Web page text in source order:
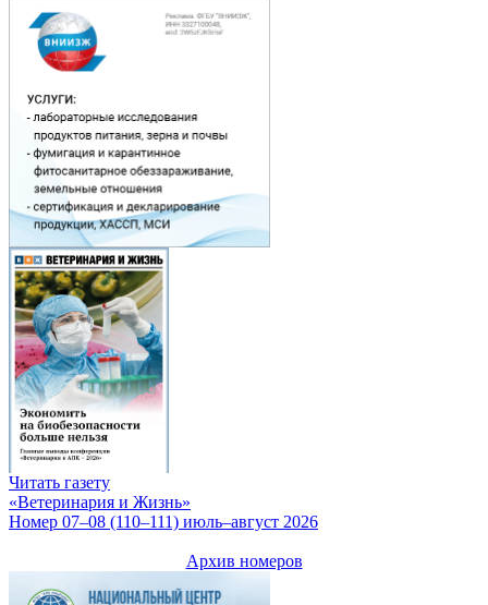
Читать газету
«Ветеринария и Жизнь»
Номер 07–08 (110–111) июль–август 2026
Архив номеров